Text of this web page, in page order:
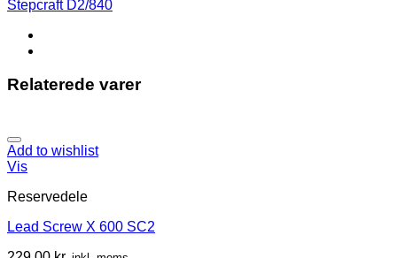
Stepcraft D2/840
Relaterede varer
Add to wishlist
Vis
Reservedele
Lead Screw X 600 SC2